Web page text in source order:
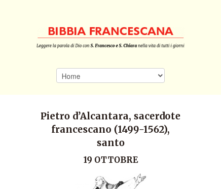
Pietro d’Alcantara, sacerdote
francescano (1499-1562),
santo
19 OTTOBRE